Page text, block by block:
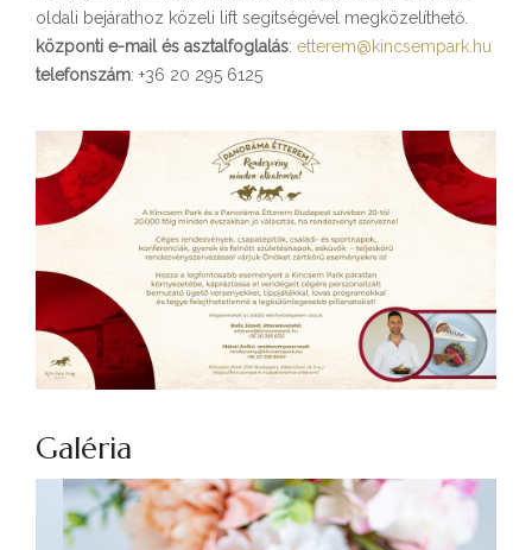
oldali bejárathoz közeli lift segítségével megközelíthető.
központi e-mail és asztalfoglalás: etterem@kincsempark.hu
telefonszám: +36 20 295 6125
Galéria